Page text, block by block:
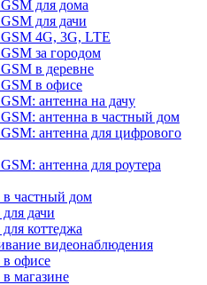
для дома
для дачи
4G, 3G, LTE
за городом
в деревне
в офисе
антенна на дачу
антенна в частный дом
антенна для цифрового
антенна для роутера
частный дом
дачи
коттеджа
видеонаблюдения
офисе
магазине